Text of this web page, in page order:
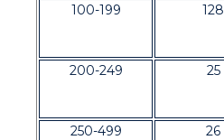
100-199 128
200-249 25
250-499 26